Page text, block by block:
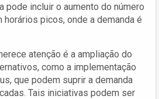
pode incluir o aumento do número
picos, onde a demanda é
atenção é a ampliação do
como a implementação
que podem suprir a demanda
Tais iniciativas podem ser